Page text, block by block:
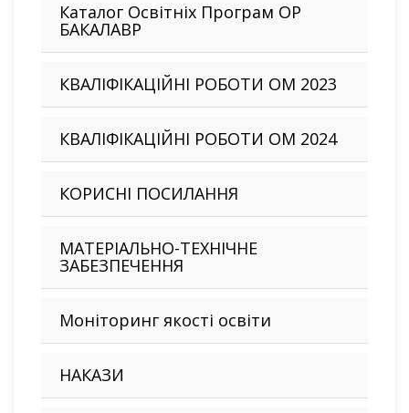
Каталог Освітніх Програм ОР
БАКАЛАВР
КВАЛІФІКАЦІЙНІ РОБОТИ ОМ 2023
КВАЛІФІКАЦІЙНІ РОБОТИ ОМ 2024
КОРИСНІ ПОСИЛАННЯ
МАТЕРІАЛЬНО-ТЕХНІЧНЕ
ЗАБЕЗПЕЧЕННЯ
Моніторинг якості освіти
НАКАЗИ